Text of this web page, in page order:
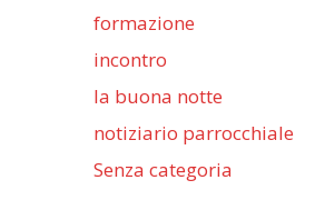
formazione
incontro
la buona notte
notiziario parrocchiale
Senza categoria